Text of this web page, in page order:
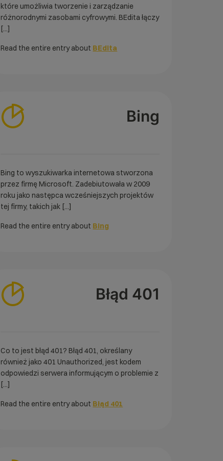
które umożliwia tworzenie i zarządzanie
różnorodnymi zasobami cyfrowymi. BEdita łączy
[...]
Read the entire entry about BEdita
Bing
Bing to wyszukiwarka internetowa stworzona
przez firmę Microsoft. Zadebiutowała w 2009
roku jako następca wcześniejszych projektów
tej firmy, takich jak [...]
Read the entire entry about Bing
Błąd 401
Co to jest błąd 401? Błąd 401, określany
również jako 401 Unauthorized, jest kodem
odpowiedzi serwera informującym o problemie z
[...]
Read the entire entry about Błąd 401